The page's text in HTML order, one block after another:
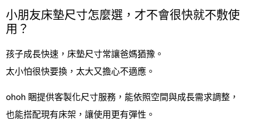
小朋友床墊尺寸怎麼選，才不會很快就不敷使
用？
孩子成長快速，床墊尺寸常讓爸媽猶豫。
太小怕很快要換，太大又擔心不適應。
ohoh 睏提供客製化尺寸服務，能依照空間與成長需求調整，
也能搭配現有床架，讓使用更有彈性。